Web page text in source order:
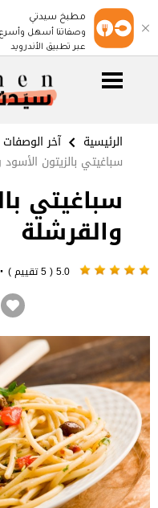
الرئيسية آخر الوصفات
سباغيتي بالزيتون
سباغيتي
والقرشلة
·
مطبخ سيدتي
وصفاتنا أسهل وأسرع
عبر تطبيق الأندرويد